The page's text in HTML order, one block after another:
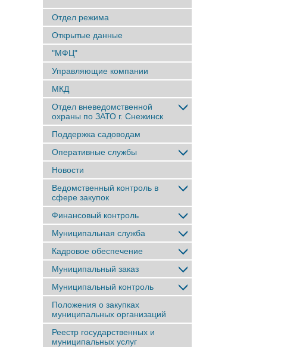
Отдел режима
Открытые данные
"МФЦ"
Управляющие компании
МКД
Отдел вневедомственной
охраны по ЗАТО г. Снежинск
Поддержка садоводам
Оперативные службы
Новости
Ведомственный контроль в
сфере закупок
Финансовый контроль
Муниципальная служба
Кадровое обеспечение
Муниципальный заказ
Муниципальный контроль
Положения о закупках
муниципальных организаций
Реестр государственных и
муниципальных услуг